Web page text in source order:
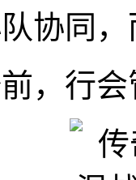
协同
，行